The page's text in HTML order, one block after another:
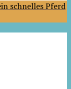
schnelles Pferd